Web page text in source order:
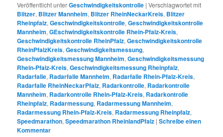
Veröffentlicht unterGeschwindigkeitskontrolle |Verschlagwortet mit
Blitzer, Blitzer Mannheim, Blitzer RheinNeckarKreis, Blitzer
Rheinpfalz,Geschwindigkeitskontrolle,Geschwindigkeitskontrolle
Mannheim,GEschwindigkeitskontrolle Rhein-Pfalz-Kreis,
Geschwindigkeitskontrolle RheinPfalz,Geschwindigkeitskontrolle
RheinPfalzKreis,Geschwindigkeitsmessung,
Geschwindigkeitsmessung Mannheim,Geschwindigkeitsmessung
Rhein-Pfalz-Kreis,Geschwindigkeitsmessung Rheinpfalz,
Radarfalle, Radarfalle Mannheim, Radarfalle Rhein-Pfalz-Kreis,
Radarfalle RheinNeckarPfalz, Radarkontrolle, Radarkontrolle
Mannheim, Radarkontrolle Rhein-Pfalz-Kreis, Radarkontrolle
Rheinpfalz, Radarmessung, Radarmessung Mannheim,
Radarmessung Rhein-Pfalz-Kreis, Radarmessung Rheinpfalz,
Speedmarathon,Speedmarathon RheinlandPfalz |Schreibe einen
Kommentar